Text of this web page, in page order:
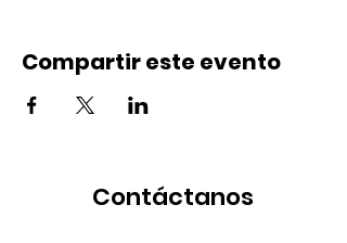
Compartir este evento
Contáctanos